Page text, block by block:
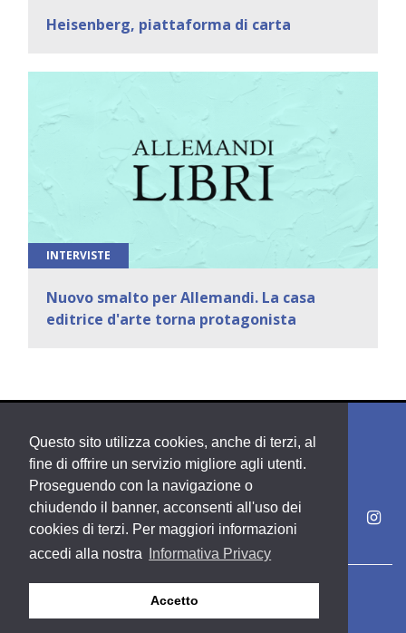
Questo sito utilizza cookies, anche di terzi, al
fine di offrire un servizio migliore agli utenti.
Proseguendo con la navigazione o
chiudendo il banner, acconsenti all'uso dei
cookies di terzi. Per maggiori informazioni
accedi alla nostra
Informativa Privacy
Accetto
Heisenberg, piattaforma di carta
INTERVISTE
Nuovo smalto per Allemandi. La casa
editrice d'arte torna protagonista
Copyright PDE srl società del Gruppo Feltrinelli S. p. A.